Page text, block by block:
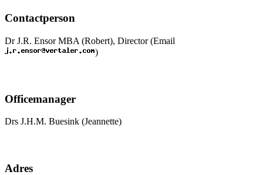
Contactperson
Dr J.R. Ensor MBA (Robert), Director (Email
)
Officemanager
Drs J.H.M. Buesink (Jeannette)
Adres